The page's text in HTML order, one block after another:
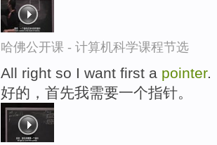
哈佛公开课 - 计算机科学课程节选
All right so I want first a pointer.
好的，首先我需要一个指针。